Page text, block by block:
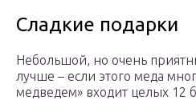
Сладкие подарки
Небольшой, но очень
лучше – если этого меда
медведем» входит целых 12